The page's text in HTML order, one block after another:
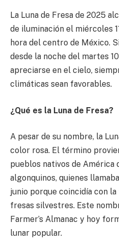
La Luna de Fresa de 2025
de iluminación el miércoles
hora del centro de México.
desde la noche del martes
apreciarse en el cielo,
climáticas sean favorables.
¿Qué es la Luna de Fresa?
A pesar de su nombre, la
color rosa. El término
pueblos nativos de América
algonquinos, quienes
junio porque coincidía con
fresas silvestres. Este
Farmer’s Almanac y hoy
lunar popular.